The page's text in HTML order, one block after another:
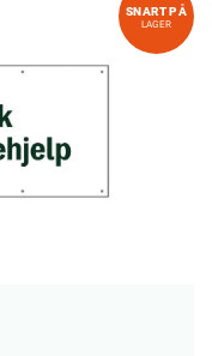
SNART PÅ
LAGER